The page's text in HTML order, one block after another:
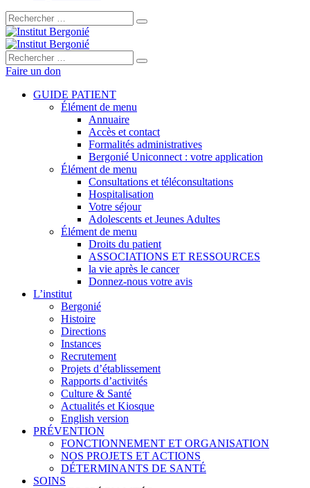
Rechercher :
Rechercher :
Faire un don
GUIDE PATIENT
Élément de menu
Annuaire
Accès et contact
Formalités administratives
Bergonié Uniconnect : votre application
Élément de menu
Consultations et téléconsultations
Hospitalisation
Votre séjour
Adolescents et Jeunes Adultes
Élément de menu
Droits du patient
ASSOCIATIONS ET RESSOURCES
la vie après le cancer
Donnez-nous votre avis
L’institut
Bergonié
Histoire
Directions
Instances
Recrutement
Projets d’établissement
Rapports d’activités
Culture & Santé
Actualités et Kiosque
English version
PRÉVENTION
FONCTIONNEMENT ET ORGANISATION
NOS PROJETS ET ACTIONS
DÉTERMINANTS DE SANTÉ
SOINS